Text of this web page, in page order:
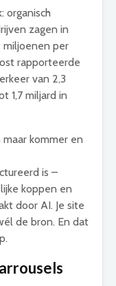
organisch
zagen in
per
rapporteerde
van 2,3
1,7 miljard in
kommer en
is –
koppen en
door AI. Je site
de bron. En dat